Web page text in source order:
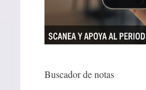
Buscador de notas